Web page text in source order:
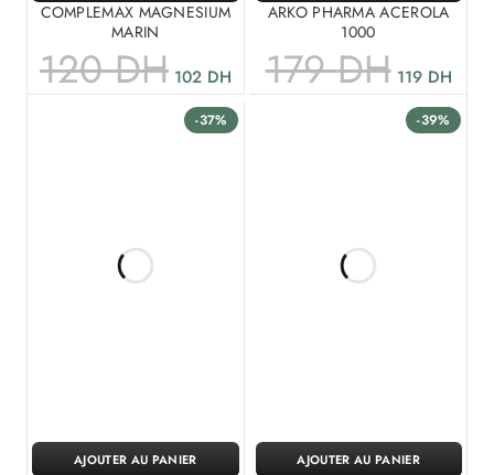
COMPLEMAX MAGNESIUM
MARIN
120DH 102 DH
ARKO PHARMA ACEROLA
1000
179DH 119 DH
-37%
AJOUTER AU PANIER
-39%
AJOUTER AU PANIER